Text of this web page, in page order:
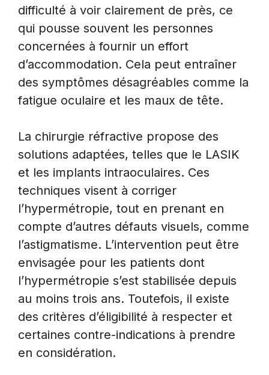
difficulté à voir clairement de près, ce
qui pousse souvent les personnes
concernées à fournir un effort
d’accommodation. Cela peut entraîner
des symptômes désagréables comme la
fatigue oculaire et les maux de tête.
La chirurgie réfractive propose des
solutions adaptées, telles que le LASIK
et les implants intraoculaires. Ces
techniques visent à corriger
l’hypermétropie, tout en prenant en
compte d’autres défauts visuels, comme
l’astigmatisme. L’intervention peut être
envisagée pour les patients dont
l’hypermétropie s’est stabilisée depuis
au moins trois ans. Toutefois, il existe
des critères d’éligibilité à respecter et
certaines contre-indications à prendre
en considération.